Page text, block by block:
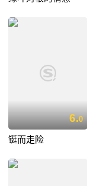
6.0
铤而走险